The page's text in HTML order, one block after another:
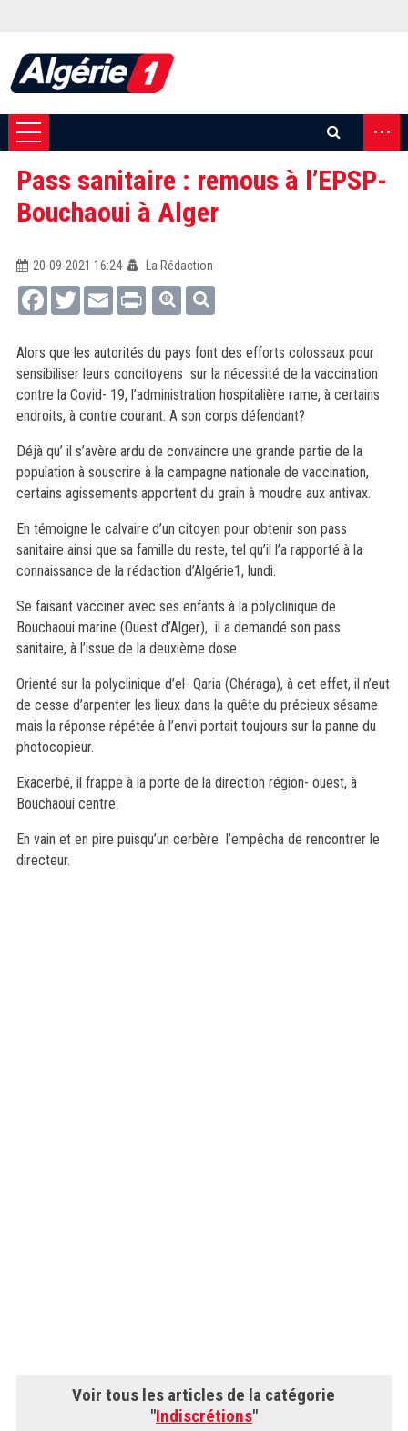
...
Pass sanitaire : remous à l’EPSP-
Bouchaoui à Alger
20-09-2021 16:24
La Rédaction
FacebookTwitterEmail Print
Alors que les autorités du pays font des efforts colossaux pour
sensibiliser leurs concitoyens sur la nécessité de la vaccination
contre la Covid- 19, l’administration hospitalière rame, à certains
endroits, à contre courant. A son corps défendant?
Déjà qu’ il s’avère ardu de convaincre une grande partie de la
population à souscrire à la campagne nationale de vaccination,
certains agissements apportent du grain à moudre aux antivax.
En témoigne le calvaire d’un citoyen pour obtenir son pass
sanitaire ainsi que sa famille du reste, tel qu’il l’a rapporté à la
connaissance de la rédaction d’Algérie1, lundi.
Se faisant vacciner avec ses enfants à la polyclinique de
Bouchaoui marine (Ouest d’Alger), il a demandé son pass
sanitaire, à l’issue de la deuxième dose.
Orienté sur la polyclinique d’el- Qaria (Chéraga), à cet effet, il n’eut
de cesse d’arpenter les lieux dans la quête du précieux sésame
mais la réponse répétée à l’envi portait toujours sur la panne du
photocopieur.
Exacerbé, il frappe à la porte de la direction région- ouest, à
Bouchaoui centre.
En vain et en pire puisqu’un cerbère l’empêcha de rencontrer le
directeur.
Voir tous les articles de la catégorie
"Indiscrétions"